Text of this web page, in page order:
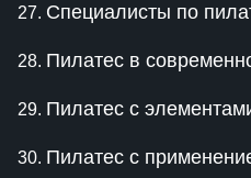
Специалисты по
Пилатес в
Пилатес с
Пилатес с